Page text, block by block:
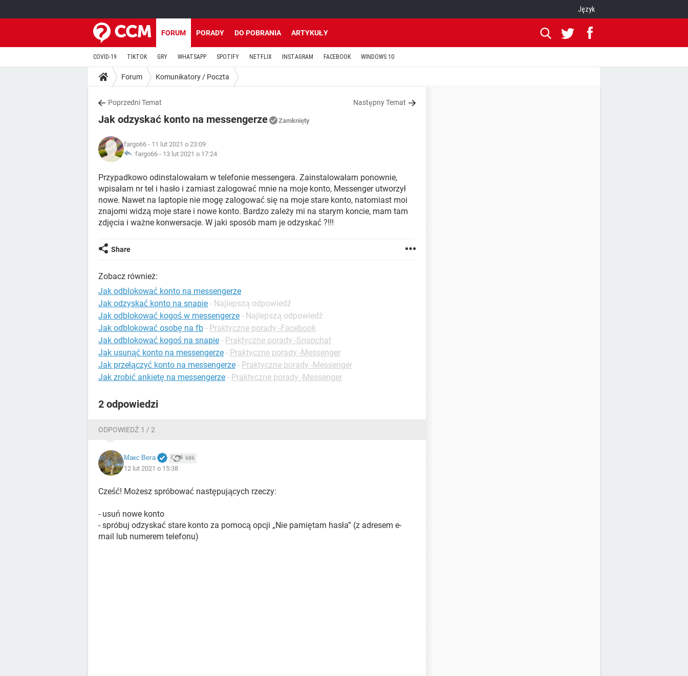
Język
FORUM PORADY DO POBRANIA ARTYKUŁY
COVID-19 TIKTOK GRY WHATSAPP SPOTIFY NETFLIX INSTAGRAM FACEBOOK WINDOWS 10
Forum Komunikatory / Poczta
Poprzedni Temat Następny Temat
Jak odzyskać konto na messengerze Zamknięty
fargo66 - 11 lut 2021 o 23:09
fargo66 - 13 lut 2021 o 17:24
Przypadkowo odinstalowałam w telefonie messengera. Zainstalowałam ponownie,
wpisałam nr tel i hasło i zamiast zalogować mnie na moje konto, Messenger utworzył
nowe. Nawet na laptopie nie mogę zalogować się na moje stare konto, natomiast moi
znajomi widzą moje stare i nowe konto. Bardzo zależy mi na starym koncie, mam tam
zdjęcia i ważne konwersacje. W jaki sposób mam je odzyskać ?!!!
Share
Zobacz również:
Jak odblokować konto na messengerze
Jak odzyskać konto na snapie - Najlepszą odpowiedź
Jak odblokować kogoś w messengerze - Najlepszą odpowiedź
Jak odblokować osobę na fb - Praktyczne porady -Facebook
Jak odblokować kogoś na snapie - Praktyczne porady -Snapchat
Jak usunąć konto na messengerze - Praktyczne porady -Messenger
Jak przełączyć konto na messengerze - Praktyczne porady -Messenger
Jak zrobić ankietę na messengerze - Praktyczne porady -Messenger
2 odpowiedzi
ODPOWIEDŹ 1 / 2
Макс Вега 686
12 lut 2021 o 15:38
Cześć! Możesz spróbować następujących rzeczy:
- usuń nowe konto
- spróbuj odzyskać stare konto za pomocą opcji „Nie pamiętam hasła” (z adresem e-
mail lub numerem telefonu)